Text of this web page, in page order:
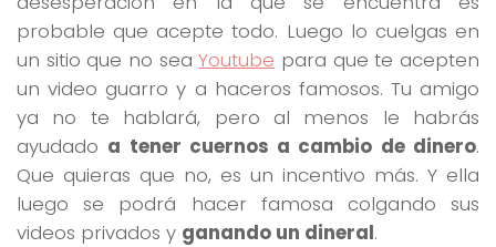
probable que acepte todo. Luego lo cuelgas en
un sitio que no seaYoutube para que te acepten
un video guarro y a haceros famosos. Tu amigo
ya no te hablará, pero al menos le habrás
ayudado a tener cuernos a cambio de dinero.
Que quieras que no, es un incentivo más. Y ella
luego se podrá hacer famosa colgando sus
videos privados y ganando un dineral.